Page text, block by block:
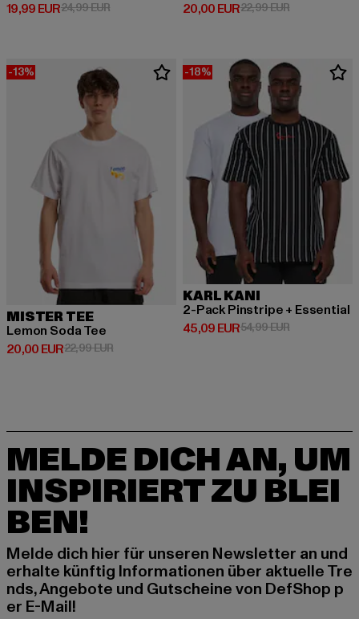
19,99 EUR
Derzeitiger Preis: 19,99 EUR
24,99 EURAktionspreis: 24,99 EUR
20,00 EUR
Derzeitiger Preis: 20,00 EUR
22,99 EURAktionspreis:
-13%
MISTER TEE
Lemon Soda Tee
20,00 EUR
Derzeitiger Preis: 20,00 EUR
22,99 EURAktionspreis: 22,99 EUR
-18%
KARL KANI
2-Pack Pinstripe + Essential
45,09 EUR
Derzeitiger Preis: 45,09 EUR
54,99 EURAktionspreis:
MELDE DICH AN, UM
INSPIRIERT ZU BLEI
BEN!
Melde dich hier für unseren Newsletter an und
erhalte künftig Informationen über aktuelle Tre
nds, Angebote und Gutscheine von DefShop p
er E-Mail!